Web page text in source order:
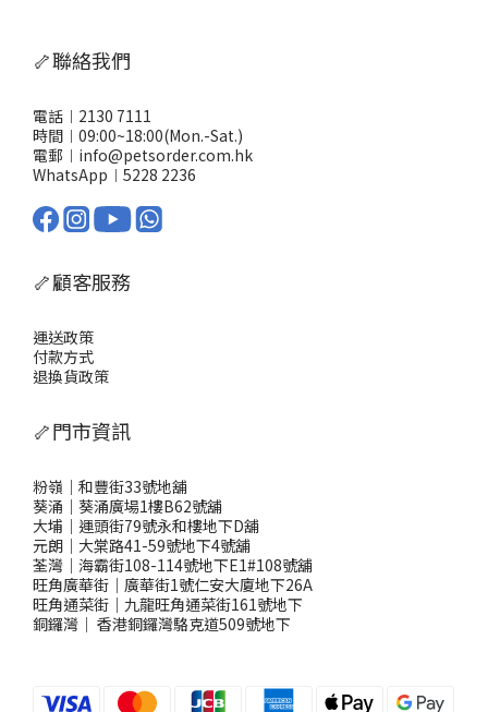
🦴聯絡我們
電話︱2130 7111
時間︱09:00~18:00(Mon.-Sat.)
電郵︱info@petsorder.com.hk
WhatsApp︱ 5228 2236
🦴顧客服務
運送政策
付款方式
退換貨政策
🦴門市資訊
粉嶺｜和豐街33號地舖
葵涌｜葵涌廣場1樓B62號舖
大埔｜運頭街79號永和樓地下D舖
元朗｜大棠路41-59號地下4號舖
荃灣｜海霸街108-114號地下E1#108號舖
旺角廣華街｜廣華街1號仁安大廈地下26A
旺角通菜街｜九龍旺角通菜街161號地下
銅鑼灣 ｜ 香港銅鑼灣駱克道509號地下